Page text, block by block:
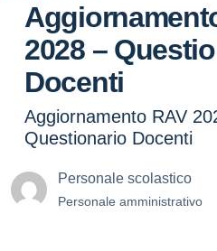
2028 –
Docenti
Aggiornamento RAV
Questionario Docenti
Personale scolastico
Personale amministrativo